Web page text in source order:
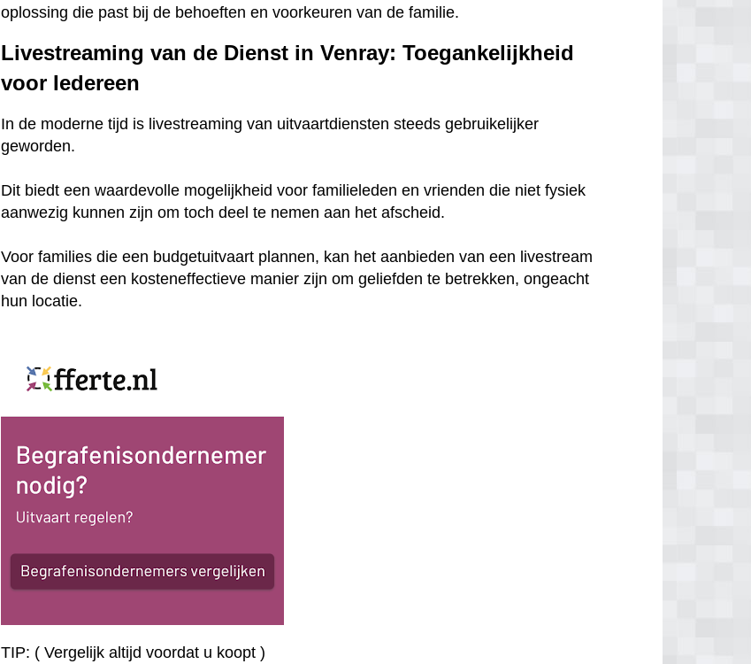
oplossing die past bij de behoeften en voorkeuren van de familie.
Livestreaming van de Dienst in Venray: Toegankelijkheid
voor Iedereen
In de moderne tijd is livestreaming van uitvaartdiensten steeds gebruikelijker
geworden.
Dit biedt een waardevolle mogelijkheid voor familieleden en vrienden die niet fysiek
aanwezig kunnen zijn om toch deel te nemen aan het afscheid.
Voor families die een budgetuitvaart plannen, kan het aanbieden van een livestream
van de dienst een kosteneffectieve manier zijn om geliefden te betrekken, ongeacht
hun locatie.
TIP: ( Vergelijk altijd voordat u koopt )